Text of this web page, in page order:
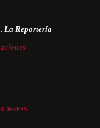
La Reportería